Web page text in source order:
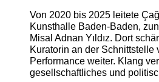
Von 2020 bis 2025 leitete
Kunsthalle Baden-Baden,
Misal Adnan Yıldız. Dort
Kuratorin an der Schnittstelle
Performance weiter. Klang
gesellschaftliches und